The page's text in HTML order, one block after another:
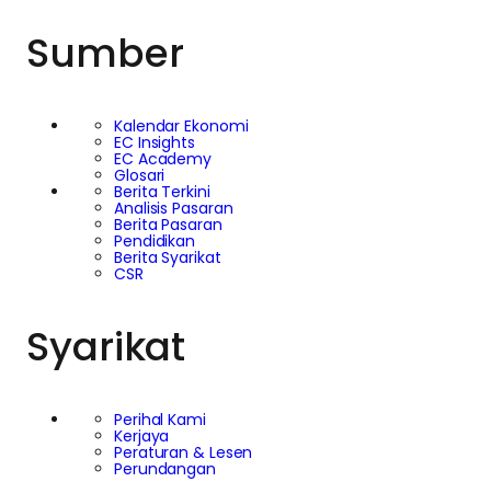
Sumber
Kalendar Ekonomi
EC Insights
EC Academy
Glosari
Berita Terkini
Analisis Pasaran
Berita Pasaran
Pendidikan
Berita Syarikat
CSR
Syarikat
Perihal Kami
Kerjaya
Peraturan & Lesen
Perundangan